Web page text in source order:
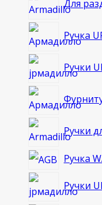
Для
Ручка
Ручки
Ручки
Ручка
Ручки